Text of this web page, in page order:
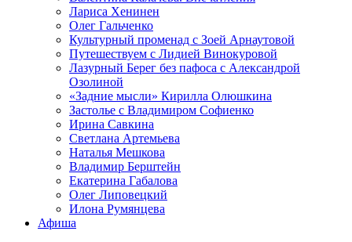
Лариса Хенинен
Олег Гальченко
Культурный променад с Зоей Арнаутовой
Путешествуем с Лидией Винокуровой
Лазурный Берег без пафоса с Александрой
Озолиной
«Задние мысли» Кирилла Олюшкина
Застолье с Владимиром Софиенко
Ирина Савкина
Светлана Артемьева
Наталья Мешкова
Владимир Берштейн
Екатерина Габалова
Олег Липовецкий
Илона Румянцева
Афиша